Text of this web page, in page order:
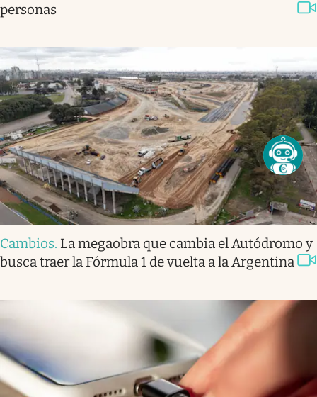
personas
Cambios. La megaobra que cambia el Autódromo y
busca traer la Fórmula 1 de vuelta a la Argentina